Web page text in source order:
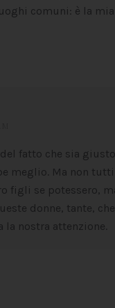
comuni: è la
fatto che sia
meglio. Ma non
figli se potessero,
donne, tante,
nostra attenzione.